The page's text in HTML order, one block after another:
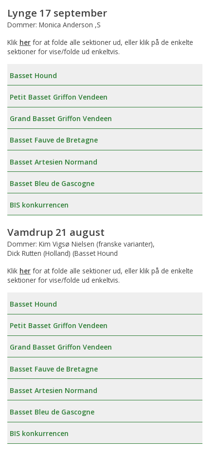
Lynge 17 september
Dommer: Monica Anderson ,S
Klik her for at folde alle sektioner ud, eller klik på de enkelte
sektioner for vise/folde ud enkeltvis.
Basset Hound
Petit Basset Griffon Vendeen
Grand Basset Griffon Vendeen
Basset Fauve de Bretagne
Basset Artesien Normand
Basset Bleu de Gascogne
BIS konkurrencen
Vamdrup 21 august
Dommer: Kim Vigsø Nielsen (franske varianter),
Dick Rutten (Holland) (Basset Hound
Klik her for at folde alle sektioner ud, eller klik på de enkelte
sektioner for vise/folde ud enkeltvis.
Basset Hound
Petit Basset Griffon Vendeen
Grand Basset Griffon Vendeen
Basset Fauve de Bretagne
Basset Artesien Normand
Basset Bleu de Gascogne
BIS konkurrencen